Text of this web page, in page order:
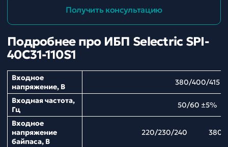
Получить консультацию
Подробнее про ИБП Selectric SPI-
40C31-110S1
Входное
напряжение, В
380/400/415
Входная частота,
Гц
50/60 ±5%
Входное
напряжение
байпаса, В
220/230/240 380/